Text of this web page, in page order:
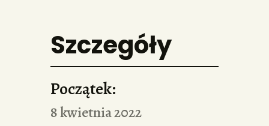
Szczegóły
Początek:
8 kwietnia 2022